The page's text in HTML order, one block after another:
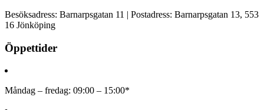
Besöksadress: Barnarpsgatan 11 | Postadress: Barnarpsgatan 13, 553
16 Jönköping
Öppettider
Måndag – fredag: 09:00 – 15:00*